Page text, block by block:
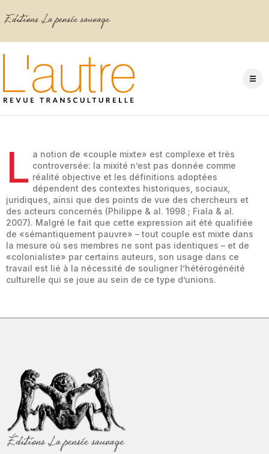
L a notion de «couple mixte» est complexe et très
controversée: la mixité n’est pas donnée comme
réalité objective et les définitions adoptées
dépendent des contextes historiques, sociaux,
juridiques, ainsi que des points de vue des chercheurs et
des acteurs concernés (Philippe & al. 1998 ; Fiala & al.
2007). Malgré le fait que cette expression ait été qualifiée
de «sémantiquement pauvre» – tout couple est mixte dans
la mesure où ses membres ne sont pas identiques – et de
«colonialiste» par certains auteurs, son usage dans ce
travail est lié à la nécessité de souligner l’hétérogénéité
culturelle qui se joue au sein de ce type d’unions.